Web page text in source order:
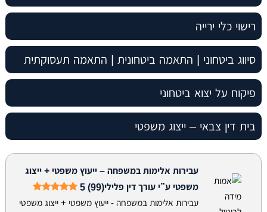
רישוי כלי ירייה
סיווג ביטחוני | התאמה ביטחונית | התאמה תעסוקתית
פיקוח על יצוא ביטחוני
בית דין צבאי – ייצוג משפטי
עבירות אלימות במשפחה – ייעוץ משפטי + ייצוג
משפטי ע”י עורך דין פלילי5 (99)
עבירות אלימות במשפחה - ייעוץ משפטי + ייצוג משפטי